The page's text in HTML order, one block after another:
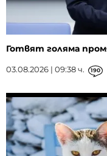
Готвят голяма
03.08.2026 | 09:38 ч. 190